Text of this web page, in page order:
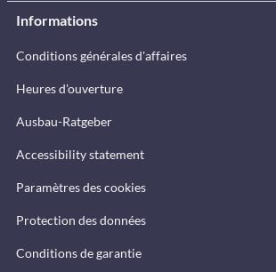
Informations
Conditions générales d'affaires
Heures d'ouverture
Ausbau-Ratgeber
Accessibility statement
Paramètres des cookies
Protection des données
Conditions de garantie